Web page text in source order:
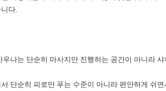
다.
우나는 단순히 마사지만 진행하는 공간이 아니라
서 단순히 피로만 푸는 수준이 아니라 편안하게 쉬